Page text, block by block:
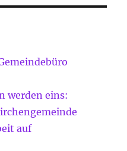
werden eins:
auf